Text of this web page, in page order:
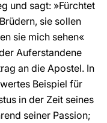
und sagt: »Fürchtet
sie sollen
sie mich sehen«
Auferstandene
an die Apostel. In
Beispiel für
in der Zeit seines
seiner Passion;